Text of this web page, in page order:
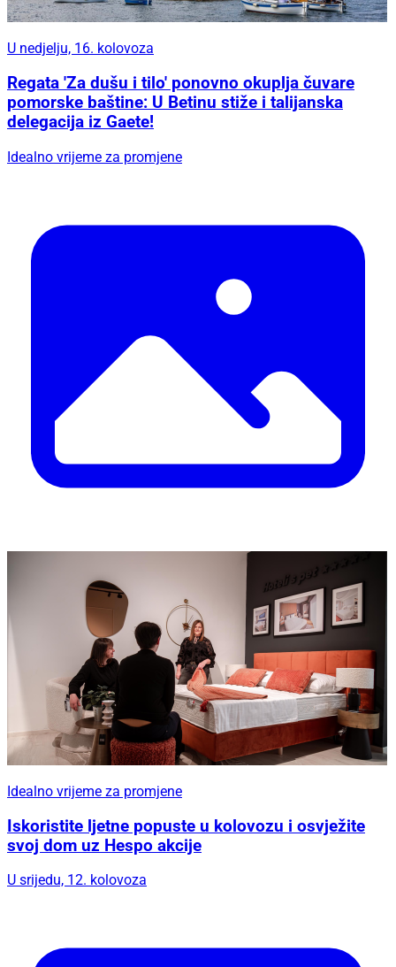
U nedjelju, 16. kolovoza
Regata 'Za dušu i tilo' ponovno okuplja čuvare
pomorske baštine: U Betinu stiže i talijanska
delegacija iz Gaete!
Idealno vrijeme za promjene
Idealno vrijeme za promjene
Iskoristite ljetne popuste u kolovozu i osvježite
svoj dom uz Hespo akcije
U srijedu, 12. kolovoza